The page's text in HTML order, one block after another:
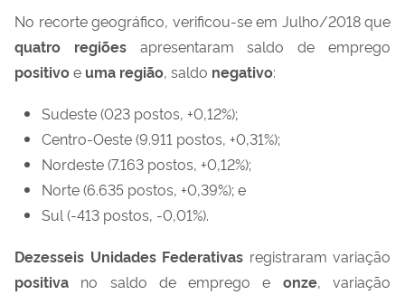
No recorte geográfico, verificou-se em Julho/2018 que
quatro regiõesapresentaram saldo de emprego
positivoe uma região, saldo negativo:
Sudeste (023 postos, +0,12%);
Centro-Oeste (9.911 postos, +0,31%);
Nordeste (7.163 postos, +0,12%);
Norte (6.635 postos, +0,39%); e
Sul (-413 postos, -0,01%).
Dezesseis Unidades Federativas registraram variação
positiva no saldo de emprego e onze, variação